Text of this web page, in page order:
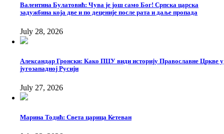
Валентина Булатовић: Чува је још само Бог! Српска царска
задужбина која две и по деценије после рата и даље пропада
July 28, 2026
Александар Гронски: Како ПЦУ види историју Православне Цркве у
југозападној Русији
July 27, 2026
Марина Тодић: Света царица Кетеван